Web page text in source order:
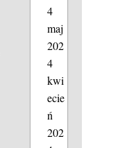
4
maj
202
4
kwi
ecie
ń
202